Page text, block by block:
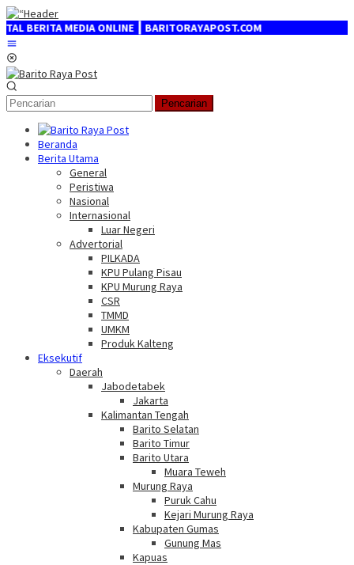
Loncat
ke
konten
MEDIA ONLINE ┃ BARITORAYAPOST.COM
Pencarian
Beranda
Berita Utama
General
Peristiwa
Nasional
Internasional
Luar Negeri
Advertorial
PILKADA
KPU Pulang Pisau
KPU Murung Raya
CSR
TMMD
UMKM
Produk Kalteng
Eksekutif
Daerah
Jabodetabek
Jakarta
Kalimantan Tengah
Barito Selatan
Barito Timur
Barito Utara
Muara Teweh
Murung Raya
Puruk Cahu
Kejari Murung Raya
Kabupaten Gumas
Gunung Mas
Kapuas